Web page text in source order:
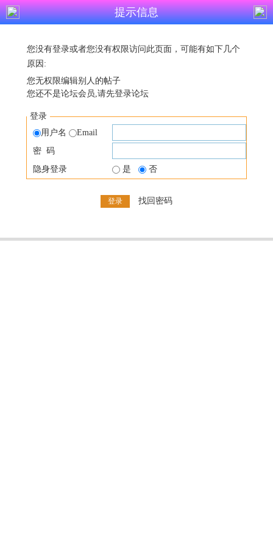
提示信息
您没有登录或者您没有权限访问此页面，可能有如下几个
原因:
您无权限编辑别人的帖子
您还不是论坛会员,请先登录论坛
登录
用户名
Email
密 码
隐身登录
是 否
找回密码